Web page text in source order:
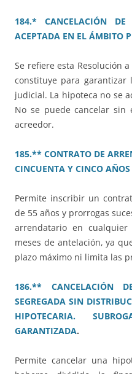
184.* CANCELACIÓN
ACEPTADA EN EL ÁMBITO
Se refiere esta Resolución
constituye para
judicial. La hipoteca no se
No se puede cancelar sin
acreedor.
185.** CONTRATO DE
CINCUENTA Y CINCO
Permite inscribir un
de 55 años y prorrogas
arrendatario en
meses de antelación, ya
plazo máximo ni limita las
186.** CANCELACIÓN
SEGREGADA SIN
HIPOTECARIA.
GARANTIZADA.
Permite cancelar una